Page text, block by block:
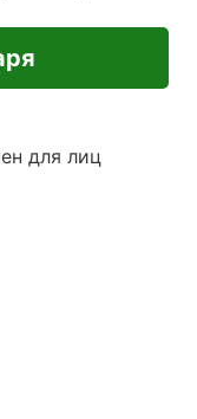
для лиц